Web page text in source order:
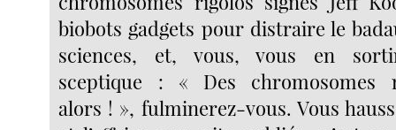
biobots gadgets pour distraire le
sciences, et, vous, vous en
sceptique : « Des chromosomes
alors ! », fulminerez-vous. Vous